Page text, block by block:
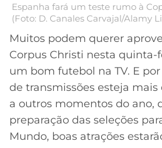
DE
APOSTAS
CASSINOS
ONLINE
MELHORES
CASSINOS
ONLINE
2026
FLUMINENSE
BOTAFOGO
VASCO
INTERNACIONAL
GRÊMIO
COPA
SUL-
AMERICANA
LIGA
DOS
CAMPEÕES
LALIGA
Espanha fará um teste rumo à
(Foto: D. Canales Carvajal/Alamy
Muitos podem querer
Corpus Christi nesta quinta-
um bom futebol na TV. E
de transmissões esteja
a outros momentos do ano,
preparação das seleções
Mundo, boas atrações